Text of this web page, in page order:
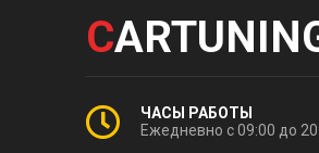
C
ЧАСЫ РАБОТЫ
Ежедневно с 09:00 до